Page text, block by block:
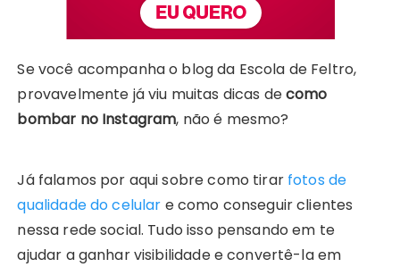
Se você acompanha o blog da Escola de Feltro,
provavelmente já viu muitas dicas decomo
bombar no Instagram, não é mesmo?
Já falamos por aqui sobre como tirar fotos de
qualidade do celular e como conseguir clientes
nessa rede social. Tudo isso pensando em te
ajudar a ganhar visibilidade e convertê-la em